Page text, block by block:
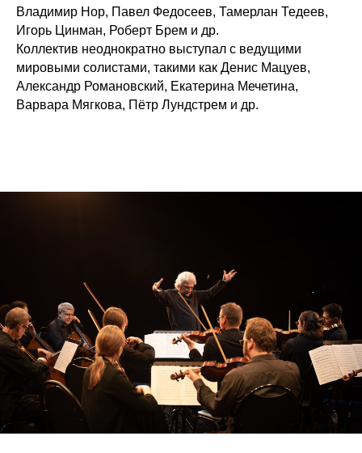
Владимир Нор, Павел Федосеев, Тамерлан Тедеев,
Игорь Цинман, Роберт Брем и др.
Коллектив неоднократно выступал с ведущими
мировыми солистами, такими как Денис Мацуев,
Александр Романовский, Екатерина Мечетина,
Варвара Мягкова, Пётр Лундстрем и др.